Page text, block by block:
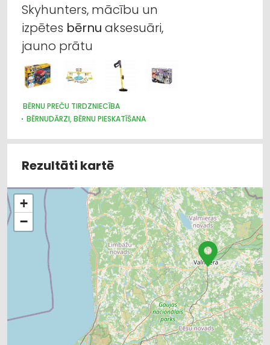
Skyhunters, mācību un
izpētes bērnu aksesuāri,
jauno prātu
BĒRNU PREČU TIRDZNIECĪBA
BĒRNUDĀRZI, BĒRNU PIESKATĪŠANA
BĒRNU UN JAUNIEŠU BRĪVĀ LAIKA ORGANIZĒŠANA, NOMETNES
SPORTA UN TŪRISMA PREČU TIRDZNIECĪBA
MEDICĪNISKĀ PALĪDZĪBA: REHABILITĀCIJA
IZGLĪTĪBA: VISPĀRĒJĀ
Rezultāti kartē
+
−